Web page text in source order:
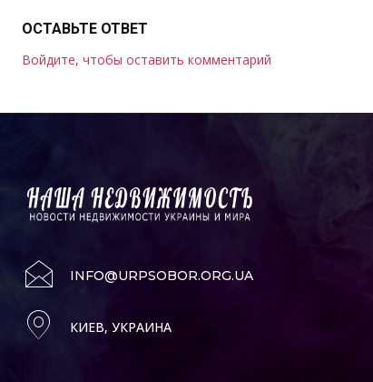
ОСТАВЬТЕ ОТВЕТ
Войдите, чтобы оставить комментарий
INFO@URPSOBOR.ORG.UA
КИЕВ, УКРАИНА